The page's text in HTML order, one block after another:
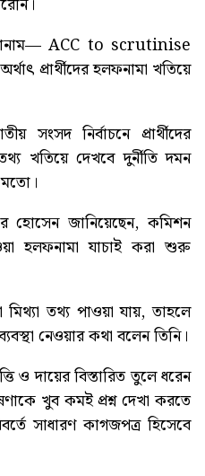
ACC to scrutinise
প্রার্থীদের হলফনামা খতিয়ে
সংসদ নির্বাচনে প্রার্থীদের
খতিয়ে দেখবে দুর্নীতি দমন
হোসেন জানিয়েছেন, কমিশন
হলফনামা যাচাই করা শুরু
তথ্য পাওয়া যায়, তাহলে
নেওয়ার কথা বলেন তিনি।
ও দায়ের বিস্তারিত তুলে ধরেন
খুব কমই প্রশ্ন দেখা করতে
সাধারণ কাগজপত্র হিসেবে